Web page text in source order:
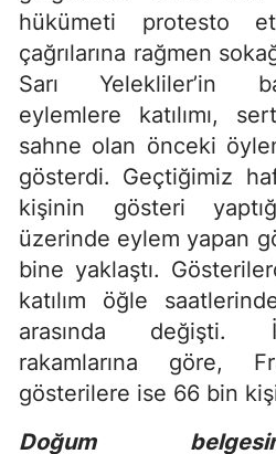
hükümeti protesto
çağrılarına rağmen
Sarı Yelekliler’in
eylemlere katılımı,
sahne olan önceki
gösterdi. Geçtiğimiz
kişinin gösteri
üzerinde eylem yapan
bine yaklaştı.
katılım öğle
arasında değişti.
rakamlarına göre,
gösterilere ise 66 bin kişi
Doğum